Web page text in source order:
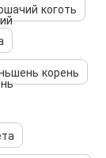
коготь
корень